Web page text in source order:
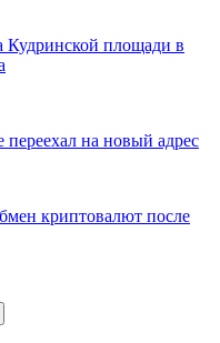
Кудринской площади в
на новый адрес
криптовалют после